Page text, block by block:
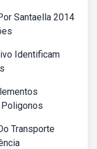
Santaella 2014
Identificam
Transporte